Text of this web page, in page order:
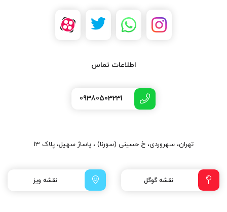
اطلاعات تماس
09380503231
تهران، سهروردی، خ حسینی (سورنا) ، پاساژ سهیل، پلاک 13
نقشه گوگل نقشه ویز